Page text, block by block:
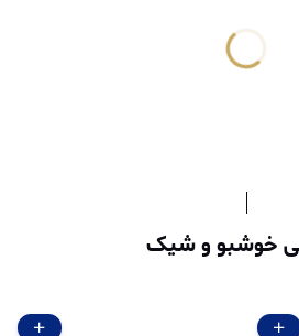
خوشبو و شیک